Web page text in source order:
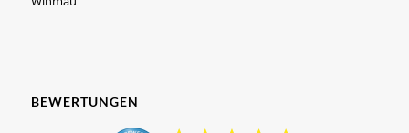
BEWERTUNGEN